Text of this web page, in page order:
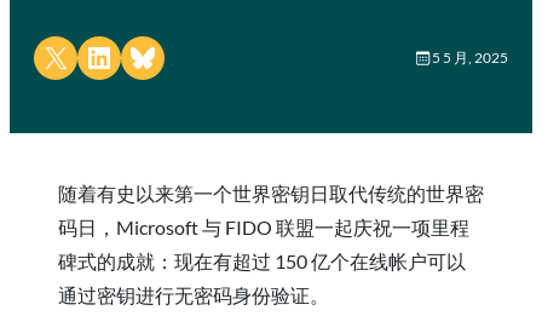
Share on X Share on LinkedIn
Share on Bluesky 5 5 月, 2025
随着有史以来第一个世界密钥日取代传统的世界密
码日，Microsoft 与 FIDO 联盟一起庆祝一项里程
碑式的成就：现在有超过 150 亿个在线帐户可以
通过密钥进行无密码身份验证。